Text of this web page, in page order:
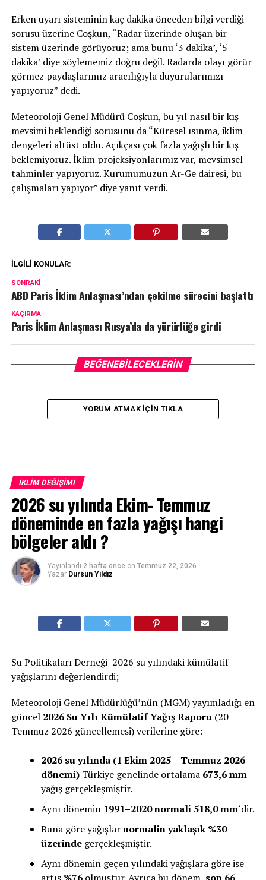
Erken uyarı sisteminin kaç dakika önceden bilgi verdiği
sorusu üzerine Coşkun, “Radar üzerinde oluşan bir
sistem üzerinde görüyoruz; ama bunu ‘3 dakika’, ‘5
dakika’ diye söylememiz doğru değil. Radarda olayı görür
görmez paydaşlarımız aracılığıyla duyurularımızı
yapıyoruz” dedi.
Meteoroloji Genel Müdürü Coşkun, bu yıl nasıl bir kış
mevsimi beklendiği sorusunu da “Küresel ısınma, iklim
dengeleri altüst oldu. Açıkçası çok fazla yağışlı bir kış
beklemiyoruz. İklim projeksiyonlarımız var, mevsimsel
tahminler yapıyoruz. Kurumumuzun Ar-Ge dairesi, bu
çalışmaları yapıyor” diye yanıt verdi.
İLGILI KONULAR:
SONRAKI
ABD Paris İklim Anlaşması’ndan çekilme sürecini başlattı
KAÇIRMA
Paris İklim Anlaşması Rusya’da da yürürlüğe girdi
BEĞENEBILECEKLERIN
YORUM ATMAK IÇIN TIKLA
İKLIM DEĞIŞIMI
2026 su yılında Ekim- Temmuz
döneminde en fazla yağışı hangi
bölgeler aldı ?
Yayınlandı 2 hafta önce on Temmuz 22, 2026
Yazar Dursun Yıldız
Su Politikaları Derneği 2026 su yılındaki kümülatif
yağışlarını değerlendirdi;
Meteoroloji Genel Müdürlüğü’nün (MGM) yayımladığı en
güncel 2026 Su Yılı Kümülatif Yağış Raporu(20
Temmuz 2026 güncellemesi) verilerine göre:
2026 su yılında (1 Ekim 2025 – Temmuz 2026
dönemi)Türkiye genelinde ortalama 673,6 mm
yağış gerçekleşmiştir.
Aynı dönemin 1991–2020 normali 518,0 mm‘dir.
Buna göre yağışlarnormalin yaklaşık %30
üzerindegerçekleşmiştir.
Aynı dönemin geçen yılındaki yağışlara göre ise